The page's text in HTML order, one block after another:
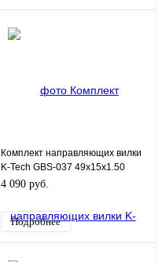
Комплект направляющих вилки
K-Tech GBS-037 49x15x1.50
4 090 руб.
Подробнее